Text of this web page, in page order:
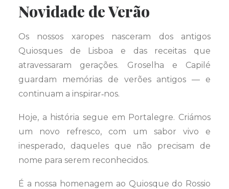
Novidade de Verão
Os nossos xaropes nasceram dos antigos
Quiosques de Lisboa e das receitas que
atravessaram gerações. Groselha e Capilé
guardam memórias de verões antigos — e
continuam a inspirar‑nos.
Hoje, a história segue em Portalegre. Criámos
um novo refresco, com um sabor vivo e
inesperado, daqueles que não precisam de
nome para serem reconhecidos.
É a nossa homenagem ao Quiosque do Rossio